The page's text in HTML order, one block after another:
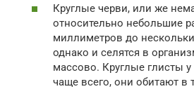
Круглые черви, или же
относительно небольшие
миллиметров до
однако и селятся в
массово. Круглые глисты
чаще всего, они обитают в